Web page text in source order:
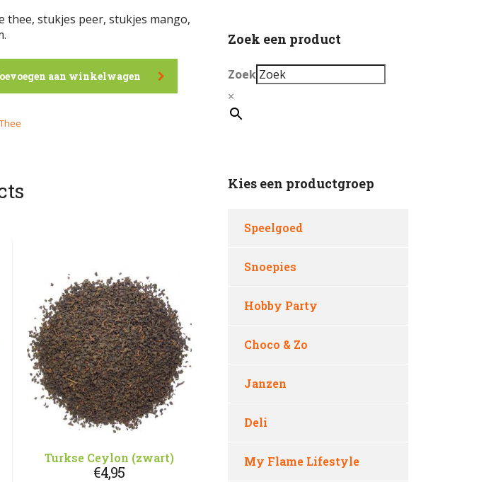
thee, stukjes peer, stukjes mango,
aan winkelwagen
Thee
Turkse Ceylon (zwart)
€4,95
Zoek een product
Zoek
×
Kies een productgroep
Speelgoed
Snoepies
Hobby Party
Choco & Zo
Janzen
Deli
My Flame Lifestyle